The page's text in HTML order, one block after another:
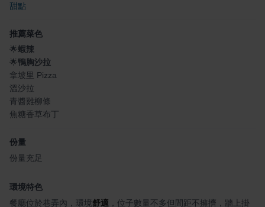
甜點
推薦菜色
🌟蝦辣
🌟鴨胸沙拉
拿坡里 Pizza
溫沙拉
青醬雞柳條
焦糖香草布丁
份量
份量充足
環境特色
餐廳位於巷弄內，環境舒適 ，位子數量不多但間距不擁擠，牆上掛